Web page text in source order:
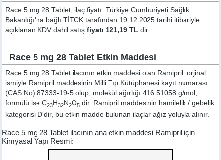
Race 5 mg 28 Tablet, ilaç fiyatı: Türkiye Cumhuriyeti Sağlık
Bakanlığı'na bağlı TİTCK tarafından 19.12.2025 tarihi itibariyle
açıklanan KDV dahil satışfiyatı 121,19 TL dir.
Race 5 mg 28 Tablet Etkin Maddesi
Race 5 mg 28 Tablet ilacının etkin maddesi olan Ramipril, orjinal
ismiyle Ramipril maddesinin Milli Tıp Kütüphanesi kayıt numarası
(CAS No) 87333-19-5 olup, molekül ağırlığı 416.51058 g/mol,
formülü ise C23H32N2O5 dir. Ramipril maddesinin hamilelik / gebelik
kategorisi D'dir, bu etkin madde bulunan ilaçlar ağız yoluyla alınır.
Race 5 mg 28 Tablet ilacının ana etkin maddesi Ramipril için
Kimyasal Yapı Resmi: